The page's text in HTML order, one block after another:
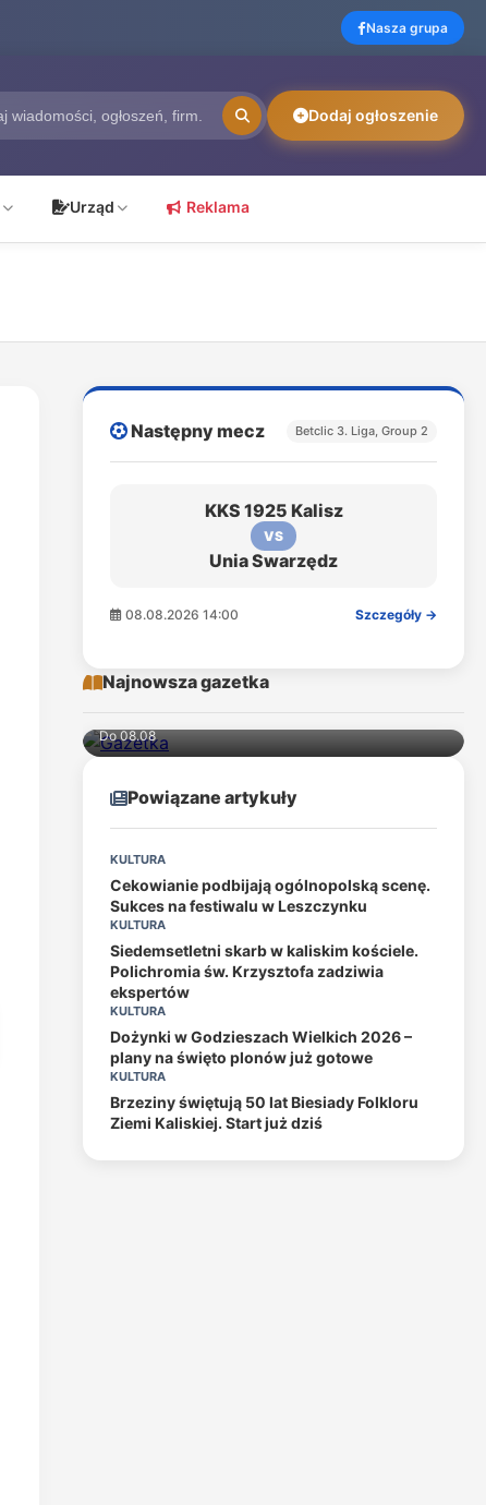
Nasza grupa
Dodaj ogłoszenie
Urząd Reklama
Następny mecz Betclic 3. Liga, Group 2
KKS 1925 Kalisz
VS
Unia Swarzędz
08.08.2026 14:00 Szczegóły →
Najnowsza gazetka
Do 08.08
Powiązane artykuły
KULTURA
Cekowianie podbijają ogólnopolską scenę.
Sukces na festiwalu w Leszczynku
KULTURA
Siedemsetletni skarb w kaliskim kościele.
Polichromia św. Krzysztofa zadziwia
ekspertów
KULTURA
Dożynki w Godzieszach Wielkich 2026 –
plany na święto plonów już gotowe
KULTURA
Brzeziny świętują 50 lat Biesiady Folkloru
Ziemi Kaliskiej. Start już dziś